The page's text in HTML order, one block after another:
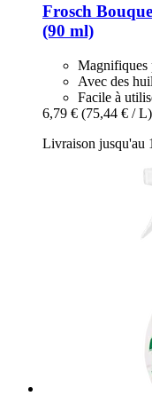
Frosch
(90 ml)
Magnifiques
Avec des
Facile à
6,79 € (75,44 € / L)
Livraison jusqu'au